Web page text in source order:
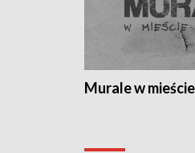
Murale w